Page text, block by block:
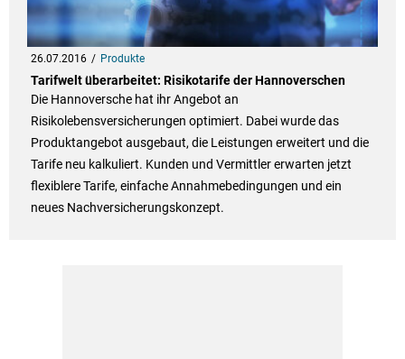
26.07.2016 Produkte
Tarifwelt überarbeitet: Risikotarife der Hannoverschen
Die Hannoversche hat ihr Angebot an
Risikolebensversicherungen optimiert. Dabei wurde das
Produktangebot ausgebaut, die Leistungen erweitert und die
Tarife neu kalkuliert. Kunden und Vermittler erwarten jetzt
flexiblere Tarife, einfache Annahmebedingungen und ein
neues Nachversicherungskonzept.